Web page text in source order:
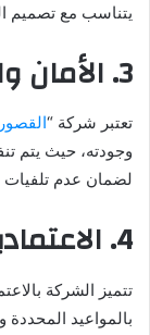
يتناسب مع تصميم
3. الأمان والحرفية
تعتبر شركة “
وجودته، حيث يتم
لضمان عدم تلفيات
4. الاعتمادية والمصداقية
تتميز الشركة
بالمواعيد